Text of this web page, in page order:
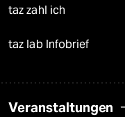
taz zahl ich
taz lab Infobrief
Veranstaltungen